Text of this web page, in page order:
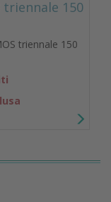
triennale 150
triennale 150